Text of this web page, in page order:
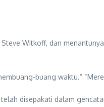
Witkoff, dan
buang waktu.”
disepakati dalam